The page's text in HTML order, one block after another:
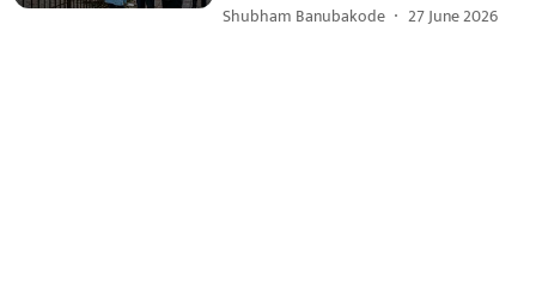
Shubham Banubakode 27 June 2026